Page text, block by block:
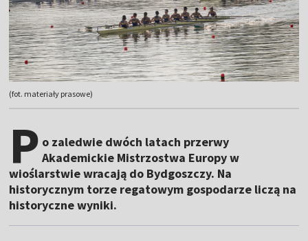
(fot. materiały prasowe)
P o zaledwie dwóch latach przerwy
Akademickie Mistrzostwa Europy w
wioślarstwie wracają do Bydgoszczy. Na
historycznym torze regatowym gospodarze liczą na
historyczne wyniki.